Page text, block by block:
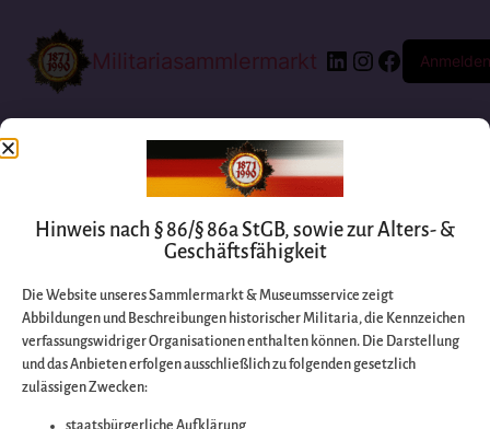
Militariasammlermarkt Anmelden
Entschuldigen Sie
Hinweis nach § 86/§ 86a StGB, sowie zur Alters- &
Geschäftsfähigkeit
Die Website unseres Sammlermarkt & Museumsservice zeigt
Abbildungen und Beschreibungen historischer Militaria, die Kennzeichen
verfassungswidriger Organisationen enthalten können. Die Darstellung
und das Anbieten erfolgen ausschließlich zu folgenden gesetzlich
zulässigen Zwecken: